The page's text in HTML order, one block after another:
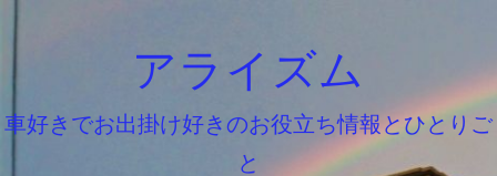
ン
ツ
アライズム
車好きでお出掛け好きのお役立ち情報とひとりご
と